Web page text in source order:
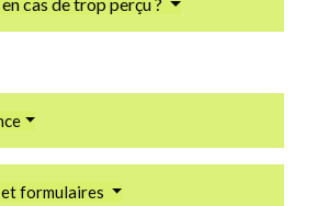
formulaires